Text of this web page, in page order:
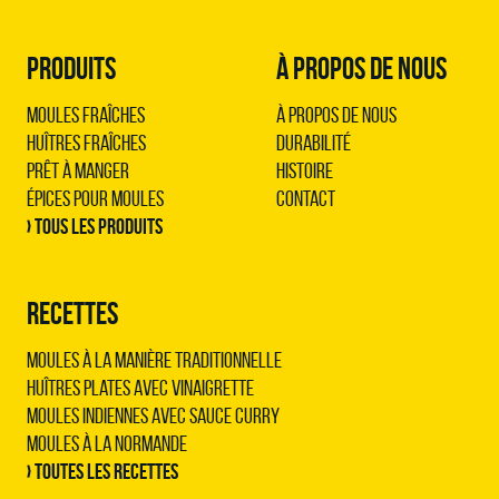
PRODUITS
Moules Fraîches
Huîtres Fraîches
Prêt à Manger
Épices pour Moules
› Tous les produits
RECETTES
Moules à la manière traditionnelle
Huîtres plates avec vinaigrette
Moules indiennes avec sauce curry
Moules à la normande
› Toutes les recettes
À PROPOS DE NOUS
À propos de nous
Durabilité
Histoire
Contact